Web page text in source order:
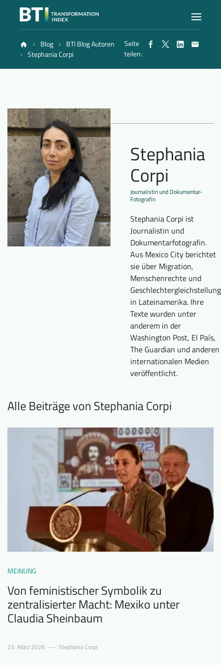
Index
Berichte
Methode
Blog
Downloads Wer wir sind
Newsletter
Blog
BTI Blog Autoren
Stephania Corpi
Seite
teilen:
Stephania
Corpi
Journalistin und Dokumentar-
Fotografin
Stephania Corpi ist
Journalistin und
Dokumentarfotografin.
Aus Mexico City berichtet
sie über Migration,
Menschenrechte und
Geschlechtergleichstellung
in Lateinamerika. Ihre
Texte wurden unter
anderem in der
Washington Post, El País,
The Guardian und anderen
internationalen Medien
veröffentlicht.
Alle Beiträge von Stephania Corpi
MEINUNG
Von feministischer Symbolik zu
zentralisierter Macht: Mexiko unter
Claudia Sheinbaum
23. März 2026 Stephania Corpi